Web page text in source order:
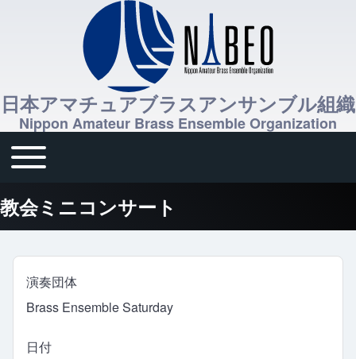
日本アマチュアブラスアンサンブル組織
Nippon Amateur Brass Ensemble Organization
メインナビゲーション
Toggle main menu
教会ミニコンサート
演奏団体
Brass Ensemble Saturday
日付